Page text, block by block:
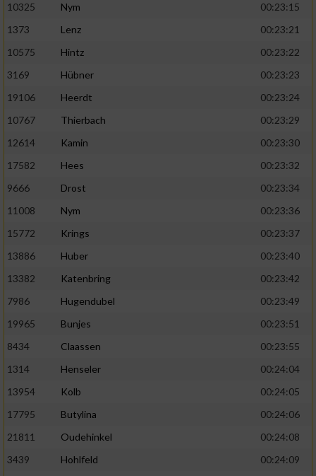
10325
Nym
00:23:15
1373
Lenz
00:23:21
10575
Hintz
00:23:22
3169
Hübner
00:23:23
19106
Heerdt
00:23:24
10767
Thierbach
00:23:29
12614
Kamin
00:23:30
17582
Hees
00:23:32
9666
Drost
00:23:34
11008
Nym
00:23:36
15772
Krings
00:23:37
13886
Huber
00:23:40
13382
Katenbring
00:23:42
7986
Hugendubel
00:23:49
19965
Bunjes
00:23:51
8434
Claassen
00:23:55
1314
Henseler
00:24:04
13954
Kolb
00:24:05
17795
Butylina
00:24:06
21811
Oudehinkel
00:24:08
3439
Hohlfeld 00:24:09